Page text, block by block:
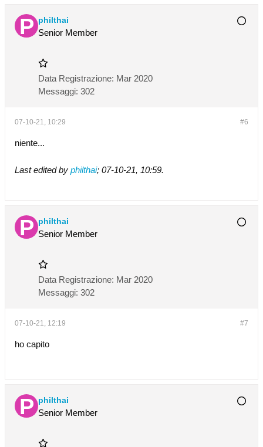
philthai
Senior Member
Data Registrazione: Mar 2020
Messaggi: 302
#6
07-10-21, 10:29
niente...
Last edited by philthai; 07-10-21, 10:59.
philthai
Senior Member
Data Registrazione: Mar 2020
Messaggi: 302
#7
07-10-21, 12:19
ho capito
philthai
Senior Member